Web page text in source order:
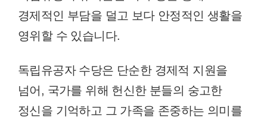
경제적인 부담을 덜고 보다 안정적인 생활을
영위할 수 있습니다.
독립유공자 수당은 단순한 경제적 지원을
넘어, 국가를 위해 헌신한 분들의 숭고한
정신을 기억하고 그 가족을 존중하는 의미를